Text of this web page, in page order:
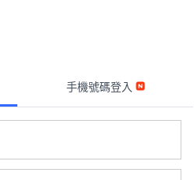
手機號碼登入